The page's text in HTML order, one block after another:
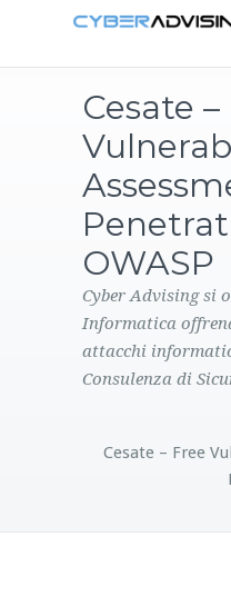
PRODOTTI
CONTATTI
Cesate
OWASP
Cyber Advising si
Informatica
attacchi
Consulenza di
Cesate – Free